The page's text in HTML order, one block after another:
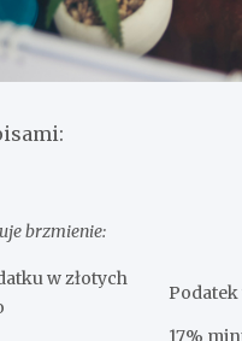
brzmienie:
w złotych
17%